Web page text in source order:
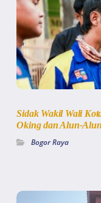
Sidak Wakil Wali
Oking dan Alun-Alun
Bogor Raya